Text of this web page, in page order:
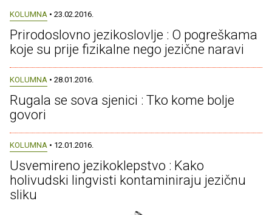
KOLUMNA • 23.02.2016.
Prirodoslovno jezikoslovlje : O pogreškama
koje su prije fizikalne nego jezične naravi
KOLUMNA • 28.01.2016.
Rugala se sova sjenici : Tko kome bolje
govori
KOLUMNA • 12.01.2016.
Usvemireno jezikoklepstvo : Kako
holivudski lingvisti kontaminiraju jezičnu
sliku